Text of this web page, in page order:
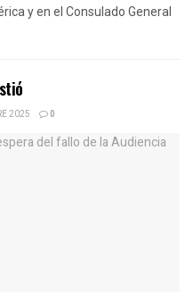
y en el Consulado General
2025 0